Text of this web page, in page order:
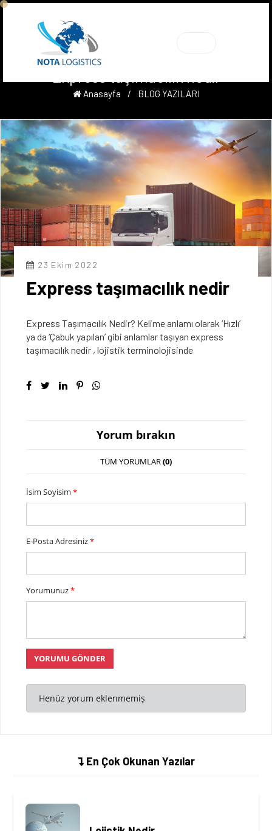
Anasayfa / BLOG YAZILARI
23 Ekim 2022
Express taşımacılık nedir
Express Taşımacılık Nedir? Kelime anlamı olarak ‘Hızlı’
ya da ‘Çabuk yapılan’ gibi anlamlar taşıyan express
taşımacılık nedir , lojistik terminolojisinde
Yorum bırakın
TÜM YORUMLAR(0)
İsim Soyisim*
E-Posta Adresiniz*
Yorumunuz*
YORUMU GÖNDER
Henüz yorum eklenmemiş
En Çok Okunan Yazılar